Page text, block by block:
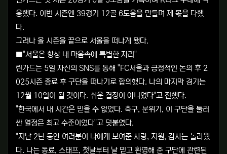
응했다. 이번 시즌엔 39경기 12골 6도움을 만들며 제 몫을 다했
다.
그러나 올 시즌을 끝으로 서울을 떠나게 됐다.
■"서울은 항상 내 마음속에 특별한 자리"
린가드는 5일 자신의 SNS를 통해 "FC서울과 긍정적인 논의 후 2
025시즌 종료 후 구단을 떠나기로 합의했다. 나의 마지막 경기는
12월 10일이 될 것이다. 쉬운 결정이 아니었다"고 전했다.
"한국에서 내 시간은 믿을 수 없었다. 축구, 분위기, 이 구단을 둘러
싼 열정은 최고 수준이었다"고 덧붙였다.
"지난 2년 동안 여러분이 나에게 보여준 사랑, 지원, 감사는 놀라웠
다. 나는 동료, 스태프, 첫날부터 날 믿고 환영해 준 구단에 관련된